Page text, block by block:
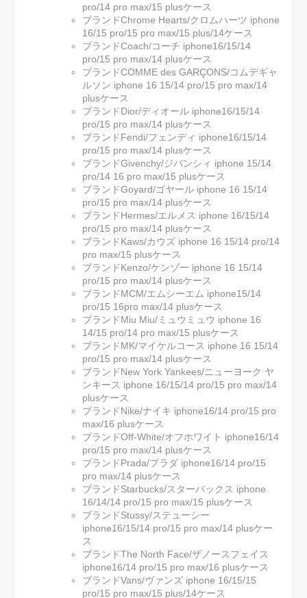
pro/14 pro max/15 plusケース
ブランドChrome Hearts/クロムハーツ iphone
16/15 pro/15 pro max/15 plus/14ケース
ブランドCoach/コーチ iphone16/15/14
pro/15 pro max/14 plusケース
ブランドCOMME des GARÇONS/コムデギャ
ルソン iphone 16 15/14 pro/15 pro max/14
plusケース
ブランドDior/ディオール iphone16/15/14
pro/15 pro max/14 plusケース
ブランドFendi/フェンディ iphone16/15/14
pro/15 pro max/14 plusケース
ブランドGivenchy/ジバンシィ iphone 15/14
pro/14 16 pro max/15 plusケース
ブランドGoyard/ゴヤール iphone 16 15/14
pro/15 pro max/14 plusケース
ブランドHermes/エルメス iphone 16/15/14
pro/15 pro max/14 plusケース
ブランドKaws/カウズ iphone 16 15/14 pro/14
pro max/15 plusケース
ブランドKenzo/ケンゾー iphone 16 15/14
pro/15 pro max/14 plusケース
ブランドMCM/エムシーエム iphone15/14
pro/15 16pro max/14 plusケース
ブランドMiu Miu/ミュウミュウ iphone 16
14/15 pro/14 pro max/15 plusケース
ブランドMK/マイケルコース iphone 16 15/14
pro/15 pro max/14 plusケース
ブランドNew York Yankees/ニューヨーク ヤ
ンキース iphone 16/15/14 pro/15 pro max/14
plusケース
ブランドNike/ナイキ iphone16/14 pro/15 pro
max/16 plusケース
ブランドOff-White/オフホワイト iphone16/14
pro/15 pro max/14 plusケース
ブランドPrada/プラダ iphone16/14 pro/15
pro max/14 plusケース
ブランドStarbucks/スターバックス iphone
16/14/14 pro/15 pro max/15 plusケース
ブランドStussy/ステューシー
iphone16/15/14 pro/15 pro max/14 plusケー
ス
ブランドThe North Face/ザノースフェイス
iphone16/14 pro/15 pro max/16 plusケース
ブランドVans/ヴァンズ iphone 16/15/15
pro/15 pro max/15 plus/14ケース